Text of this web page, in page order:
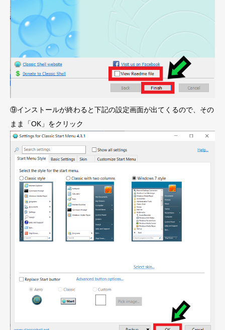
⑨インストールが終わると下記の設定画面が出てくるので、その
まま「OK」をクリック